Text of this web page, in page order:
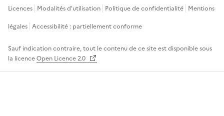
Licences Modalités d'utilisation Politique de confidentialité Mentions
légales Accessibilité : partiellement conforme
Sauf indication contraire, tout le contenu de ce site est disponible sous
la licenceOpen Licence 2.0